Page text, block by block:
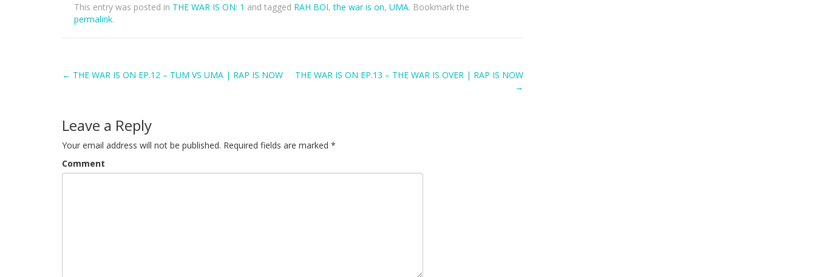
This entry was posted in THE WAR IS ON: 1 and tagged RAH BOI,the war is on, UMA. Bookmark the
permalink.
Post
← THE WAR IS ON EP.12 – TUM VS UMA | RAP IS NOW
THE WAR IS ON EP.13 – THE WAR IS OVER | RAP IS NOW
→
Leave a Reply
Your email address will not be published. Required fields are marked *
Comment